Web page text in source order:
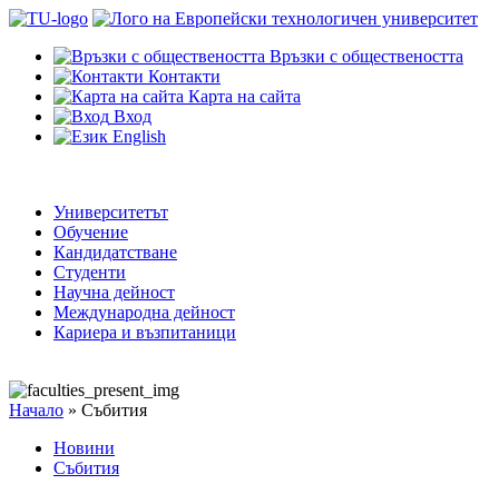
Връзки с обществеността
Контакти
Карта на сайта
Вход
English
Университетът
Обучение
Кандидатстване
Студенти
Научна дейност
Международна дейност
Кариера и възпитаници
Начало » Събития
Новини
Събития